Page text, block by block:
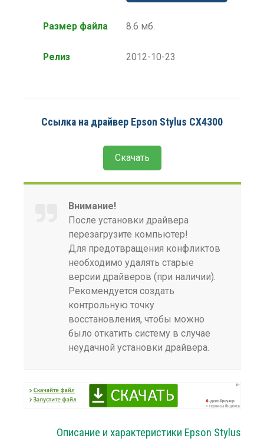
Размер файла 8.6 мб.
Релиз 2012-10-23
Ссылка на драйвер Epson Stylus CX4300
Скачать
Внимание!
После установки драйвера
перезагрузите компьютер!
Для предотвращения конфликтов
необходимо удалять старые
версии драйверов (при наличии).
Рекомендуется создать
контрольную точку
восстановления, чтобы можно
было откатить систему в случае
неудачной установки драйвера.
Описание и характеристики Epson Stylus